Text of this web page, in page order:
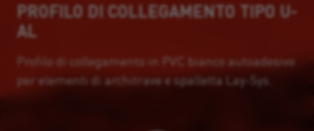
PROFILO DI COLLEGAMENTO TIPO U-
AL
Profilo di collegamento in PVC bianco autoadesivo
per elementi di architrave e spalletta Lay-Sys.